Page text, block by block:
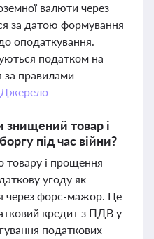
валюти через
за датою формування
оподаткування.
податком на
за правилами
Джерело
знищений товар і
під час війни?
товару і прощення
угоду як
через форс-мажор. Це
кредит з ПДВ у
податкових